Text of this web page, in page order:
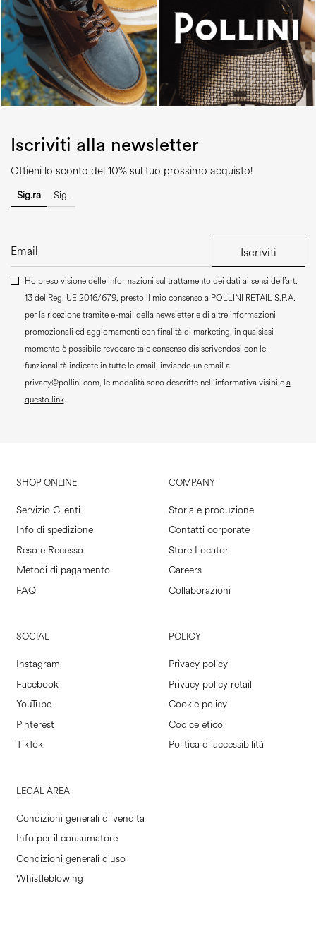
Iscriviti alla newsletter
Ottieni lo sconto del 10% sul tuo prossimo acquisto!
Sig.ra Sig.
Iscriviti
Ho preso visione delle informazioni sul trattamento dei dati ai sensi dell’art.
13 del Reg. UE 2016/679, presto il mio consenso a POLLINI RETAIL S.P.A.
per la ricezione tramite e-mail della newsletter e di altre informazioni
promozionali ed aggiornamenti con finalità di marketing, in qualsiasi
momento è possibile revocare tale consenso disiscrivendosi con le
funzionalità indicate in tutte le email, inviando un email a:
privacy@pollini.com, le modalità sono descritte nell’informativa visibilea
questo link.
SHOP ONLINE
Servizio Clienti
Info di spedizione
Reso e Recesso
Metodi di pagamento
FAQ
COMPANY
Storia e produzione
Contatti corporate
Store Locator
Careers
Collaborazioni
SOCIAL
Instagram
Facebook
YouTube
Pinterest
TikTok
POLICY
Privacy policy
Privacy policy retail
Cookie policy
Codice etico
Politica di accessibilità
LEGAL AREA
Condizioni generali di vendita
Info per il consumatore
Condizioni generali d'uso
Whistleblowing